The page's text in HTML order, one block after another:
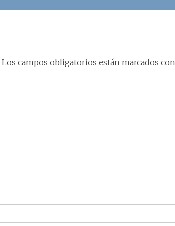
Los campos obligatorios están marcados con